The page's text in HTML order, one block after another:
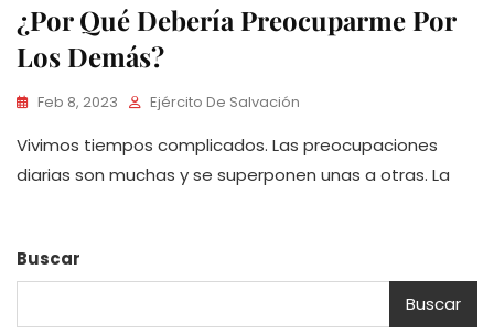
¿Por Qué Debería Preocuparme Por
Los Demás?
Feb 8, 2023 Ejército De Salvación
Vivimos tiempos complicados. Las preocupaciones
diarias son muchas y se superponen unas a otras. La
Buscar
Buscar